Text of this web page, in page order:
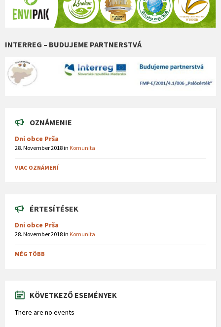
INTERREG – BUDUJEME PARTNERSTVÁ
OZNÁMENIE
Dni obce Prša
28. November 2018in Komunita
VIAC OZNÁMENÍ
ÉRTESÍTÉSEK
Dni obce Prša
28. November 2018in Komunita
MÉG TÖBB
KÖVETKEZŐ ESEMÉNYEK
There are no events